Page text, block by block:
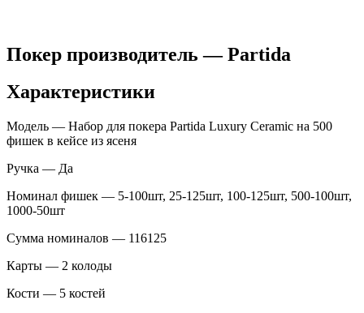
Покер производитель — Partida
Характеристики
Модель — Набор для покера Partida Luxury Ceramic на 500
фишек в кейсе из ясеня
Ручка — Да
Номинал фишек — 5-100шт, 25-125шт, 100-125шт, 500-100шт,
1000-50шт
Сумма номиналов — 116125
Карты — 2 колоды
Кости — 5 костей